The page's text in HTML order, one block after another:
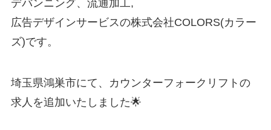
デバンニング、流通加工,
広告デザインサービスの株式会社COLORS(カラー
ズ)です。
埼玉県鴻巣市にて、カウンターフォークリフトの
求人を追加いたしました🌟